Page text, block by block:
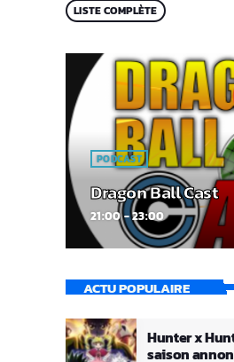
LISTE COMPLÈTE
PODCAST
Dragon Ball Cast
21:00 - 23:00
ACTU POPULAIRE
Hunter x
saison